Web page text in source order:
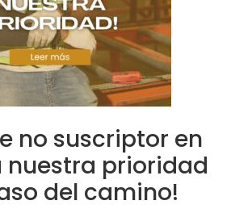
no suscriptor en
nuestra prioridad
del camino!